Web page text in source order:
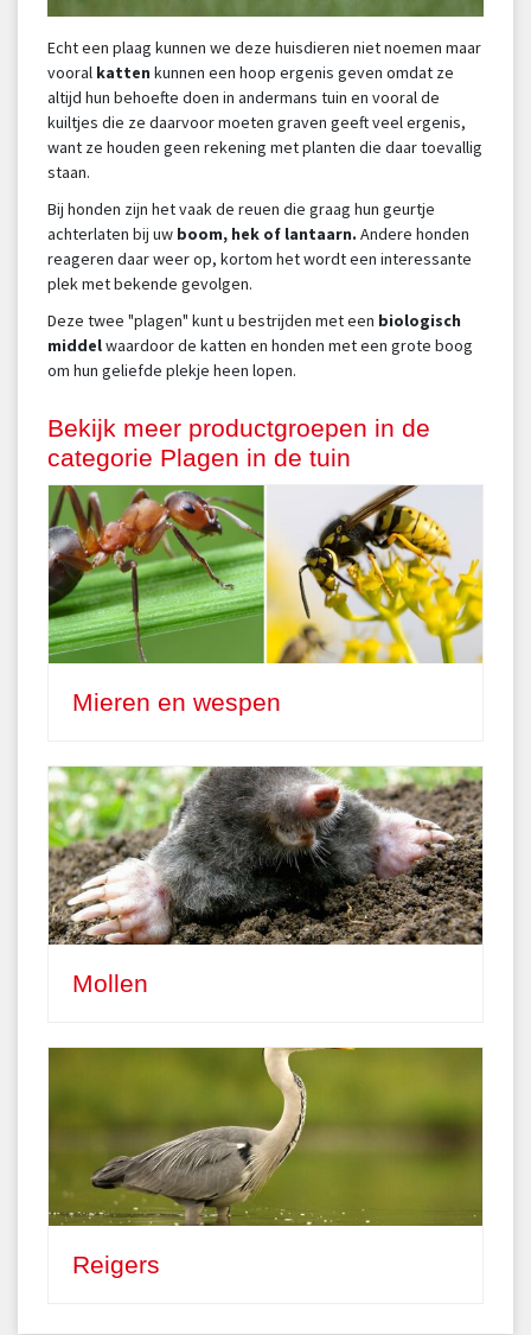
Echt een plaag kunnen we deze huisdieren niet noemen maar
vooral katten kunnen een hoop ergenis geven omdat ze
altijd hun behoefte doen in andermans tuin en vooral de
kuiltjes die ze daarvoor moeten graven geeft veel ergenis,
want ze houden geen rekening met planten die daar toevallig
staan.
Bij honden zijn het vaak de reuen die graag hun geurtje
achterlaten bij uw boom, hek of lantaarn. Andere honden
reageren daar weer op, kortom het wordt een interessante
plek met bekende gevolgen.
Deze twee "plagen" kunt u bestrijden met een biologisch
middelwaardoor de katten en honden met een grote boog
om hun geliefde plekje heen lopen.
Bekijk meer productgroepen in de
categorie Plagen in de tuin
Mieren en wespen
Mollen
Reigers